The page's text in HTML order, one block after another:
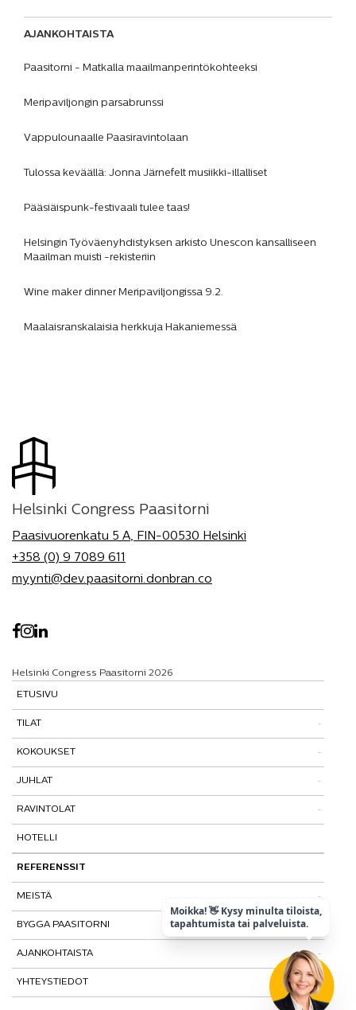
AJANKOHTAISTA
Paasitorni - Matkalla maailmanperintökohteeksi
Meripaviljongin parsabrunssi
Vappulounaalle Paasiravintolaan
Tulossa keväällä: Jonna Järnefelt musiikki-illalliset
Pääsiäispunk-festivaali tulee taas!
Helsingin Työväenyhdistyksen arkisto Unescon kansalliseen
Maailman muisti -rekisteriin
Wine maker dinner Meripaviljongissa 9.2.
Maalaisranskalaisia herkkuja Hakaniemessä
Helsinki Congress Paasitorni
Paasivuorenkatu 5 A, FIN-00530 Helsinki
+358 (0) 9 7089 611
myynti@dev.paasitorni.donbran.co
Helsinki Congress Paasitorni 2026
ETUSIVU
TILAT
Tutustu tiloihimme
Tilat ja tarinat
Paasitorni-testi
KOKOUKSET
Kokouspaketit
Lisäpalvelut
JUHLAT
Pikkujoulut
RAVINTOLAT
Paasiravintola
Muut ravintolat
HOTELLI
REFERENSSIT
MEISTÄ
Kohtaamispaikka
Laatu ja vastuullisuus
Historia
BYGGA PAASITORNI
AJANKOHTAISTA
Tietosuojaseloste
YHTEYSTIEDOT
Moikka! 👋 Kysy minulta tiloista,
tapahtumista tai palveluista.